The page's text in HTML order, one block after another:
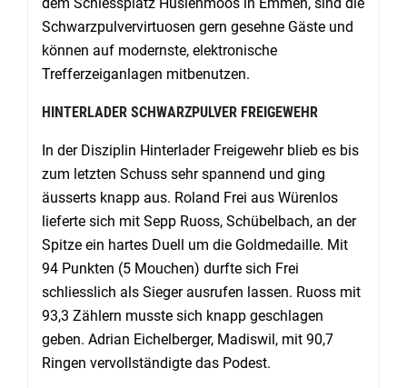
Schwarzpulvervirtuosen gern gesehne Gäste und
können auf modernste, elektronische
Trefferzeiganlagen mitbenutzen.
HINTERLADER SCHWARZPULVER FREIGEWEHR
In der Disziplin Hinterlader Freigewehr blieb es bis
zum letzten Schuss sehr spannend und ging
äusserts knapp aus. Roland Frei aus Würenlos
lieferte sich mit Sepp Ruoss, Schübelbach, an der
Spitze ein hartes Duell um die Goldmedaille. Mit
94 Punkten (5 Mouchen) durfte sich Frei
schliesslich als Sieger ausrufen lassen. Ruoss mit
93,3 Zählern musste sich knapp geschlagen
geben. Adrian Eichelberger, Madiswil, mit 90,7
Ringen vervollständigte das Podest.